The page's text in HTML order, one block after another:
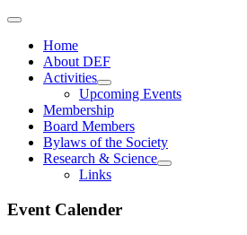
Home
About DEF
Activities
Upcoming Events
Membership
Board Members
Bylaws of the Society
Research & Science
Links
Event Calender